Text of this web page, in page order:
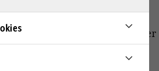
die neu hinzugekommene
allenfalls, dass Jesus alle
selbst wenig bis nichts zu der
da am Kreuz hängt. Und die
ebenso bar jeder